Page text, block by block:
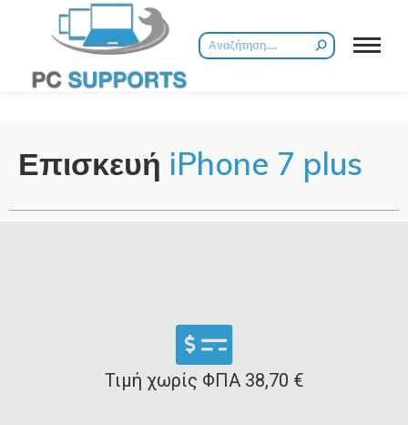
Επισκευή iPhone 7 plus
Τιμή χωρίς ΦΠΑ 38,70 €